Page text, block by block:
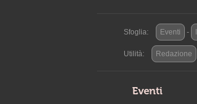
Sfoglia: Eventi -
Utilità: Redazione
Eventi